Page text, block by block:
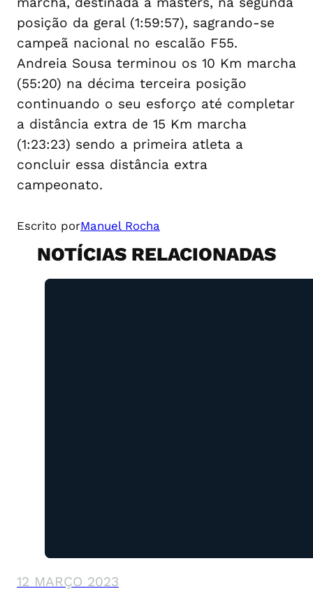
posição da geral (1:59:57), sagrando-se
campeã nacional no escalão F55.
Andreia Sousa terminou os 10 Km marcha
(55:20) na décima terceira posição
continuando o seu esforço até completar
a distância extra de 15 Km marcha
(1:23:23) sendo a primeira atleta a
concluir essa distância extra
campeonato.
Escrito porManuel Rocha
NOTÍCIAS RELACIONADAS
12 MARÇO 2023